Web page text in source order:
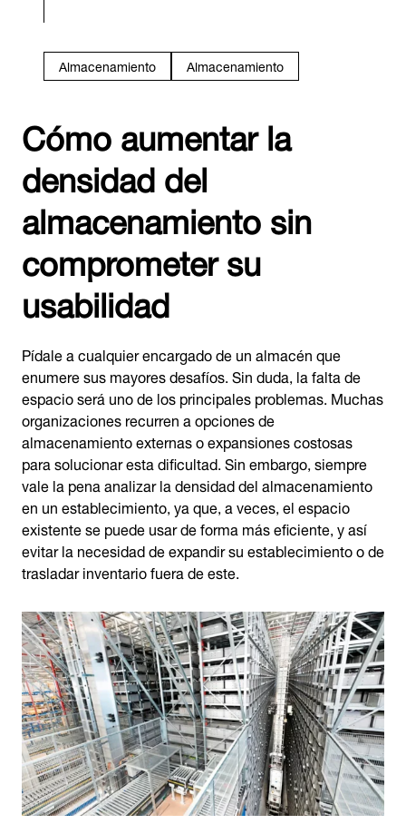
Almacenamiento Almacenamiento
Cómo aumentar la
densidad del
almacenamiento sin
comprometer su
usabilidad
Pídale a cualquier encargado de un almacén que
enumere sus mayores desafíos. Sin duda, la falta de
espacio será uno de los principales problemas. Muchas
organizaciones recurren a opciones de
almacenamiento externas o expansiones costosas
para solucionar esta dificultad. Sin embargo, siempre
vale la pena analizar la densidad del almacenamiento
en un establecimiento, ya que, a veces, el espacio
existente se puede usar de forma más eficiente, y así
evitar la necesidad de expandir su establecimiento o de
trasladar inventario fuera de este.